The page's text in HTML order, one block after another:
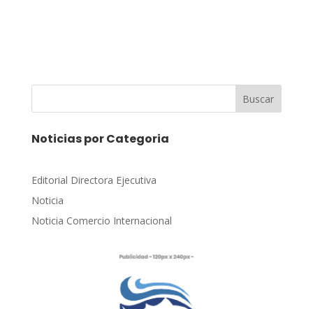
Buscar
Noticias por Categoria
Editorial Directora Ejecutiva
Noticia
Noticia Comercio Internacional